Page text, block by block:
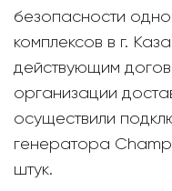
безопасности
комплексов в г.
действующим
организации
осуществили
генератора
штук.